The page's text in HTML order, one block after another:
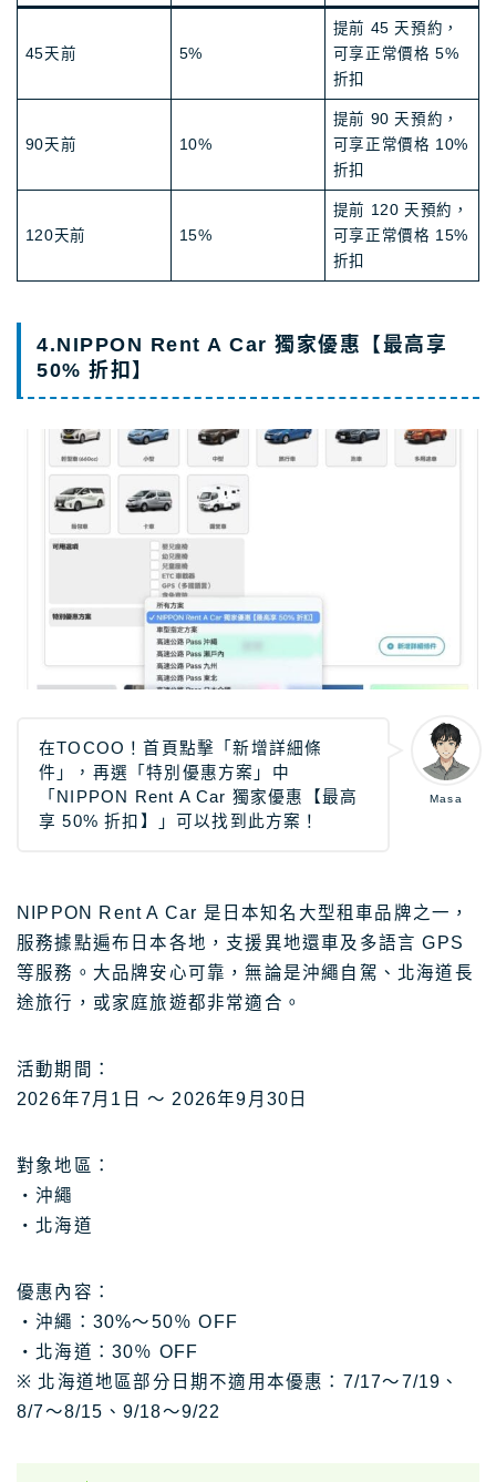
45天前 5%
提前 45 天預約，
可享正常價格 5%
折扣
90天前 10%
提前 90 天預約，
可享正常價格 10%
折扣
120天前 15%
提前 120 天預約，
可享正常價格 15%
折扣
4.NIPPON Rent A Car 獨家優惠【最高享
50% 折扣】
Masa
在TOCOO！首頁點擊「新增詳細條
件」，再選「特別優惠方案」中
「NIPPON Rent A Car 獨家優惠【最高
享 50% 折扣】」可以找到此方案！
NIPPON Rent A Car 是日本知名大型租車品牌之一，
服務據點遍布日本各地，支援異地還車及多語言 GPS
等服務。大品牌安心可靠，無論是沖繩自駕、北海道長
途旅行，或家庭旅遊都非常適合。
活動期間：
2026年7月1日 ～ 2026年9月30日
對象地區：
・沖繩
・北海道
優惠內容：
・沖繩：30%～50％ OFF
・北海道：30％ OFF
※ 北海道地區部分日期不適用本優惠：7/17～7/19、
8/7～8/15、9/18～9/22